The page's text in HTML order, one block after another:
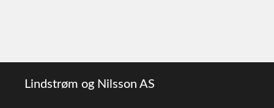
Lindstrøm og Nilsson AS